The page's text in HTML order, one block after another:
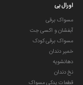
اورال بی
مسواک برقی
آبفشان و اکسی جت
مسواک برقی کودک
خمیر دندان
دهانشویه
نخ دندان
قطعات یدکی مسواک